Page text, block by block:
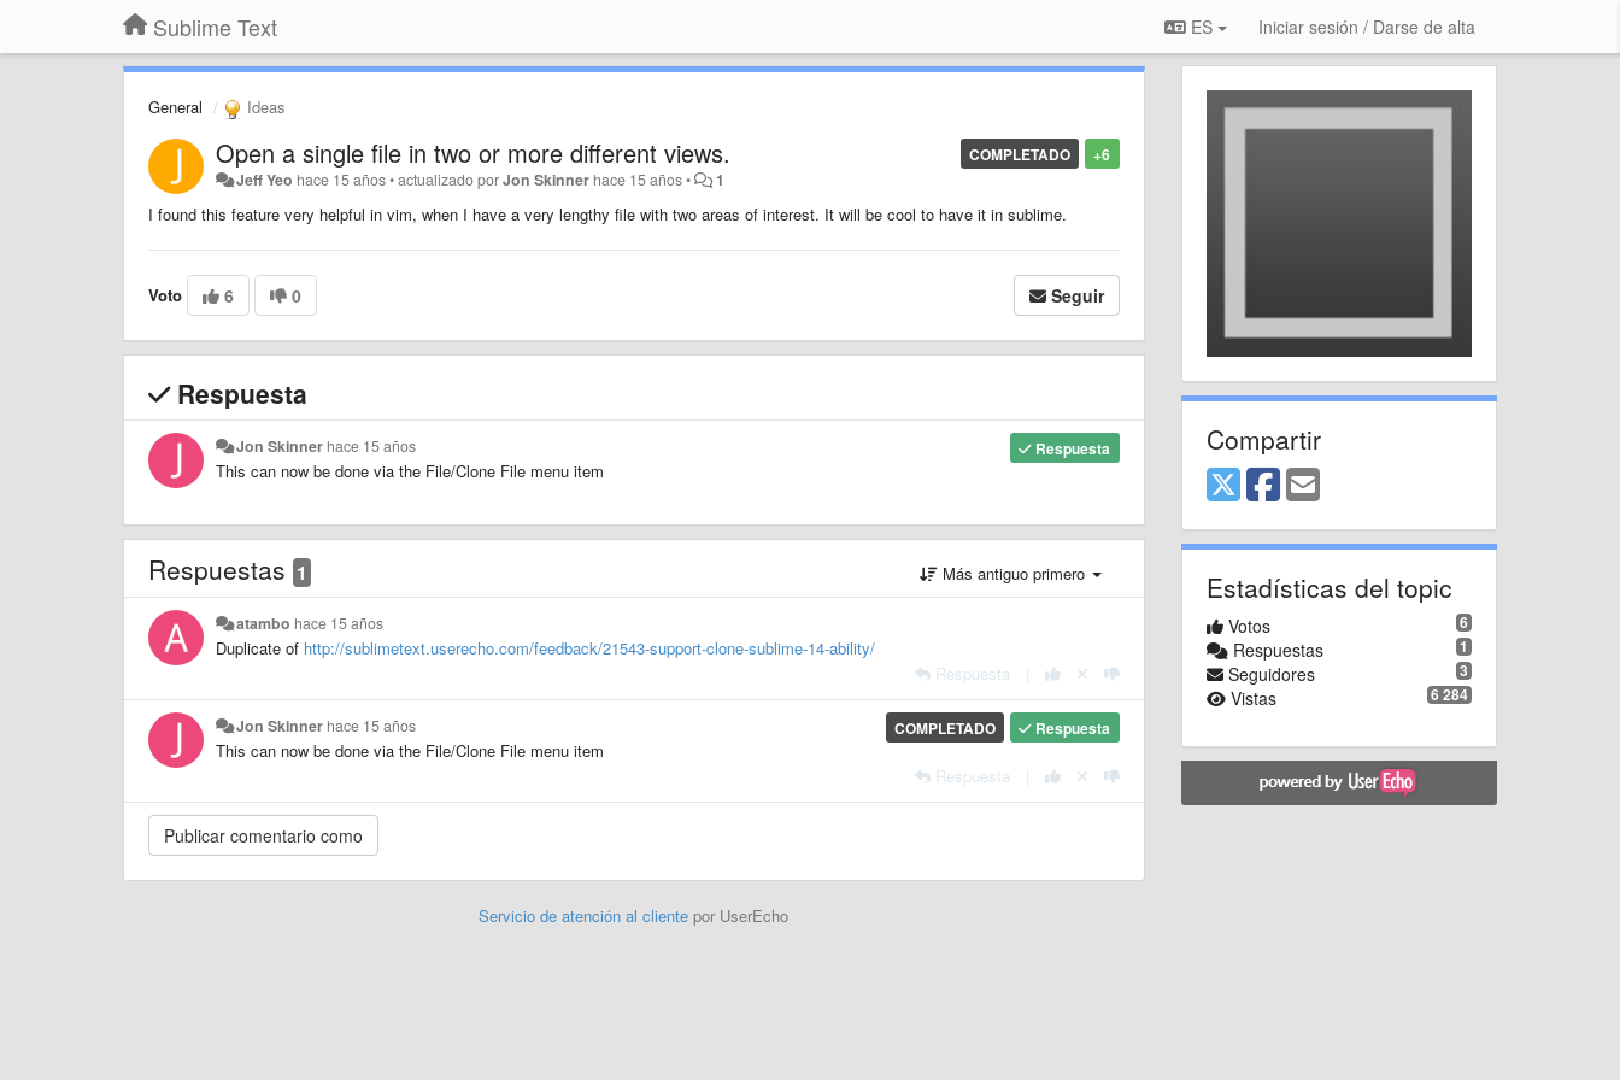
Sublime Text ES Iniciar sesión / Darse de alta
General Ideas
+6
COMPLETADO
Open a single file in two or more different views.
Jeff Yeo hace 15 años•actualizado porJon Skinner hace 15 años• 1
I found this feature very helpful in vim, when I have a very lengthy file with two areas of interest. It will be cool to have it in sublime.
Voto 6 0 Seguir
Respuesta
Respuesta
Jon Skinner hace 15 años
This can now be done via the File/Clone File menu item
Respuestas 1 Más antiguo primero
atambo hace 15 años
Duplicate of http://sublimetext.userecho.com/feedback/21543-support-clone-sublime-14-ability/
Respuesta
Respuesta
COMPLETADO
Jon Skinner hace 15 años
This can now be done via the File/Clone File menu item
Respuesta
Servicio de atención al clientepor UserEcho
Compartir
Estadísticas del topic
6
Votos
1
Respuestas
3
Seguidores
6 284
Vistas